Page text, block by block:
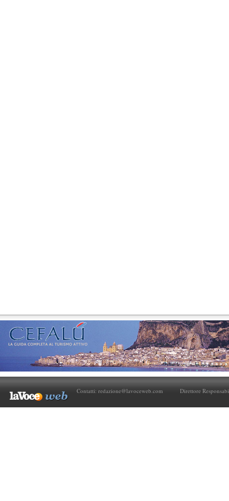
Contatti: redazione@lavoceweb.com Direttore